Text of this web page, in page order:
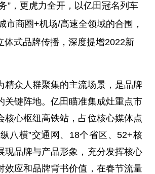
”，更虎力全开，以亿田冠名列车
市商圈+机场/高速全领域的合围，
体式品牌传播，深度提增2022新
精众人群聚集的主流场景，是品牌
关键阵地。亿田瞄准集成灶重点市
核心枢纽高铁站，占位核心媒体点
八横”交通网、18个省区、52+核
现品牌与产品形象，充分发挥核心
效应和品牌背书价值，在春节流量